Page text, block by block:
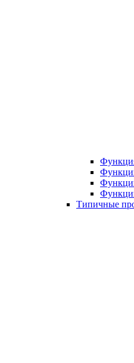
Типичные